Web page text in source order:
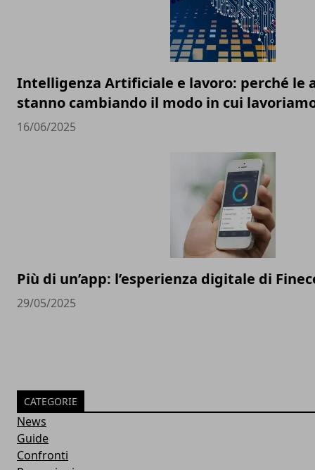
Intelligenza Artificiale e lavoro: perché le
stanno cambiando il modo in cui
16/06/2025
Più di un’app: l’esperienza digitale di
29/05/2025
CATEGORIE
News
Guide
Confronti